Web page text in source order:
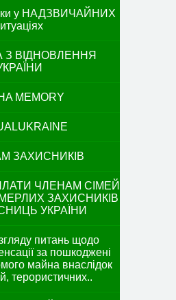
у НАДЗВИЧАЙНИХ
З ВІДНОВЛЕННЯ
MEMORY
ЗАХИСНИКІВ
ЧЛЕНАМ СІМЕЙ
ЗАХИСНИКІВ
УКРАЇНИ
питань щодо
за пошкоджені
майна внаслідок
терористичних..